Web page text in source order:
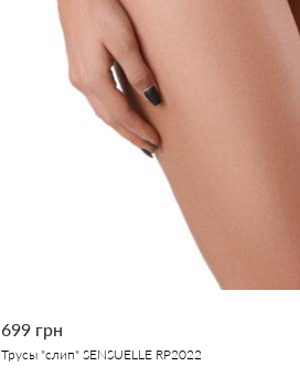
699 грн
Трусы "слип" SENSUELLE RP2022